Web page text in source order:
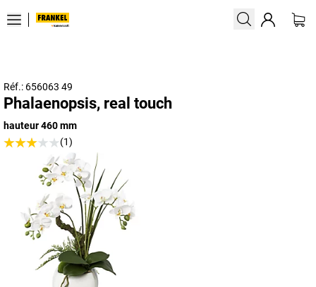
Réf.: 656063 49
Phalaenopsis, real touch
hauteur 460 mm
(1)